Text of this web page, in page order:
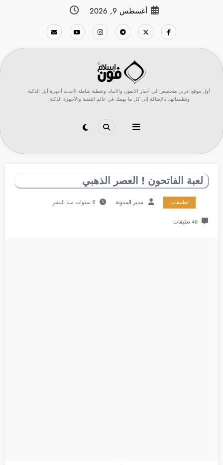
أغسطس 9, 2026
أول موقع عربي متخصص في أخبار الآيفون والآيباد، وتغطية شاملة لأحدث أجهزة أبل الذكية
وتطبيقاتها، بالإضافة إلى كل ما يهمك في عالم التقنية والأجهزة الذكية.
لعبة الفاتحون ! العصر الذهبي
تطبيقات مدير المدونة 8 سنوات منذ النشر
46 تعليقات